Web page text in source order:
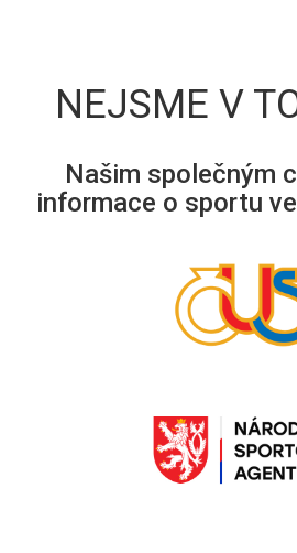
NEJSME V
Našim společným
informace o sportu